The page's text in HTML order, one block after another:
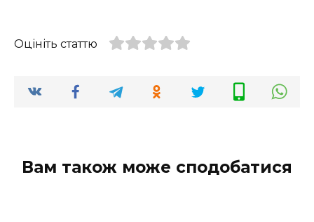
Оцініть статтю
Вам також може сподобатися